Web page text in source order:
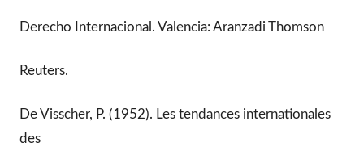
Derecho Internacional. Valencia: Aranzadi Thomson
Reuters.
De Visscher, P. (1952). Les tendances internationales
des